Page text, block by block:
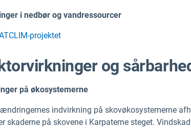
i nedbør og vandressourcer
projektet
og
på økosystemerne
indvirkning på skovøkosystemerne
skaderne på skovene i Karpaterne steget.